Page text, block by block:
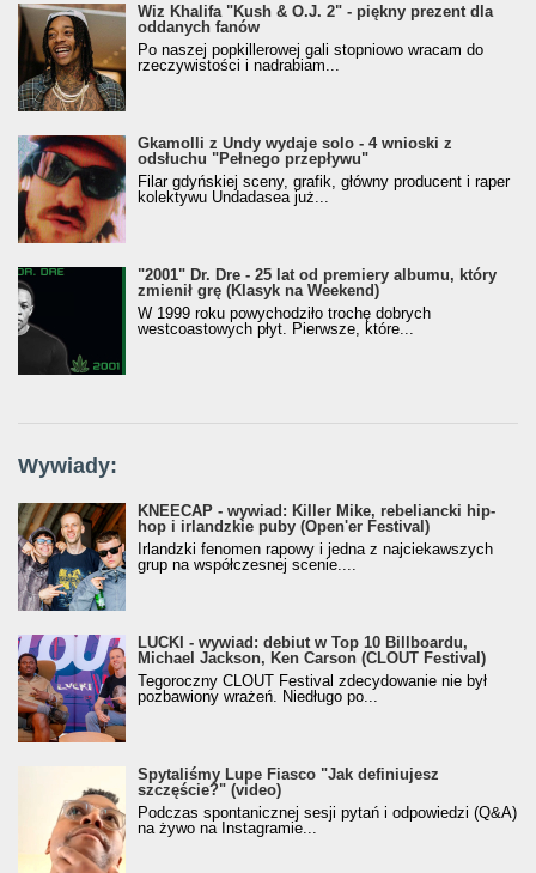
Wiz Khalifa "Kush & O.J. 2" - piękny prezent dla
oddanych fanów
Po naszej popkillerowej gali stopniowo wracam do
rzeczywistości i nadrabiam...
Gkamolli z Undy wydaje solo - 4 wnioski z
odsłuchu "Pełnego przepływu"
Filar gdyńskiej sceny, grafik, główny producent i raper
kolektywu Undadasea już...
"2001" Dr. Dre - 25 lat od premiery albumu, który
zmienił grę (Klasyk na Weekend)
W 1999 roku powychodziło trochę dobrych
westcoastowych płyt. Pierwsze, które...
Wywiady:
KNEECAP - wywiad: Killer Mike, rebeliancki hip-
hop i irlandzkie puby (Open'er Festival)
Irlandzki fenomen rapowy i jedna z najciekawszych
grup na współczesnej scenie....
LUCKI - wywiad: debiut w Top 10 Billboardu,
Michael Jackson, Ken Carson (CLOUT Festival)
Tegoroczny CLOUT Festival zdecydowanie nie był
pozbawiony wrażeń. Niedługo po...
Spytaliśmy Lupe Fiasco "Jak definiujesz
szczęście?" (video)
Podczas spontanicznej sesji pytań i odpowiedzi (Q&A)
na żywo na Instagramie...